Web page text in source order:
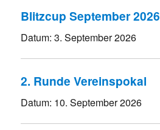
Blitzcup September 2026
Datum:3. September 2026
2. Runde Vereinspokal
Datum: 10. September 2026